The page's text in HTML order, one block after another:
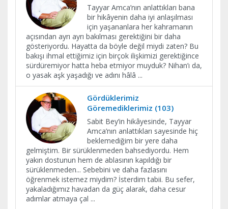
Tayyar Amca’nın anlattıkları bana
bir hikâyenin daha iyi anlaşılması
için yaşananlara her kahramanın
açısından ayrı ayrı bakılması gerektiğini bir daha
gösteriyordu. Hayatta da böyle değil miydi zaten? Bu
bakışı ihmal ettiğimiz için birçok ilişkimizi gerektiğince
sürdüremiyor hatta heba etmiyor muyduk? Nihan’ı da,
o yasak aşk yaşadığı ve adını hâlâ ...
Gördüklerimiz
Göremediklerimiz (103)
Sabit Bey’in hikâyesinde, Tayyar
Amca’nın anlattıkları sayesinde hiç
beklemediğim bir yere daha
gelmiştim. Bir sürüklenmeden bahsediyordu. Hem
yakın dostunun hem de ablasının kapıldığı bir
sürüklenmeden... Sebebini ve daha fazlasını
öğrenmek istemez miydim? İsterdim tabii. Bu sefer,
yakaladığımız havadan da güç alarak, daha cesur
adımlar atmaya çal ...